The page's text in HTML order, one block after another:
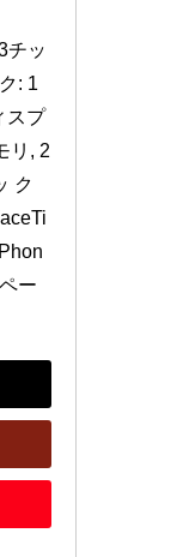
チッ
: 1
スプ
リ, 2
ク
ー